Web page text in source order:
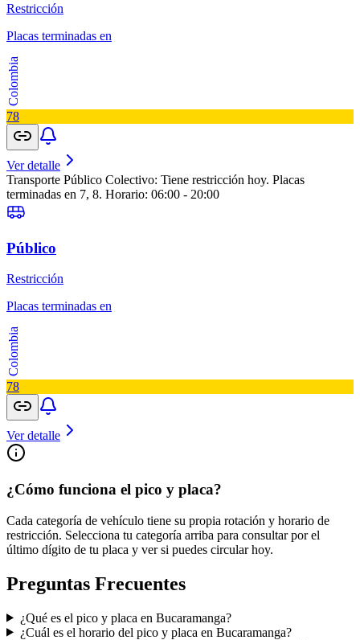
Restricción
Placas terminadas en
Colombia
78
Ver detalle
Transporte Público Colectivo: Tiene restricción hoy. Placas
terminadas en 7, 8. Horario: 06:00 - 20:00
Público
Restricción
Placas terminadas en
Colombia
78
Ver detalle
¿Cómo funciona el pico y placa?
Cada categoría de vehículo tiene su propia rotación y horario de
restricción. Selecciona tu categoría arriba para consultar por el
último dígito de tu placa y ver si puedes circular hoy.
Preguntas Frecuentes
¿Qué es el pico y placa en Bucaramanga?
¿Cuál es el horario del pico y placa en Bucaramanga?